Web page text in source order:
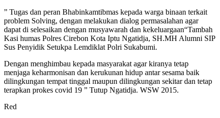
” Tugas dan peran Bhabinkamtibmas kepada warga binaan terkait
problem Solving, dengan melakukan dialog permasalahan agar
dapat di selesaikan dengan musyawarah dan kekeluargaan“Tambah
Kasi humas Polres Cirebon Kota Iptu Ngatidja, SH.MH Alumni SIP
Sus Penyidik Setukpa Lemdiklat Polri Sukabumi.
Dengan menghimbau kepada masyarakat agar kiranya tetap
menjaga keharmonisan dan kerukunan hidup antar sesama baik
dilingkungan tempat tinggal maupun dilingkungan sekitar dan tetap
terapkan prokes covid 19 ” Tutup Ngatidja. WSW 2015.
Red